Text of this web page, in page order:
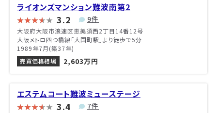
ライオンズマンション難波南第2
3.2 9件
大阪府大阪市浪速区恵美須西2丁目14番12号
大阪メトロ四つ橋線「大国町駅」より徒歩で5分
1989年7月(築37年)
売買価格相場
2,603万円
エステムコート難波ミューステージ
3.4 7件